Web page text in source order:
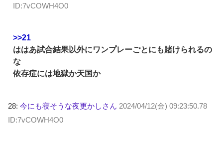
ID:7vCOWH4O0
>>21
ははあ試合結果以外にワンプレーごとにも賭けられるの
な
依存症には地獄か天国か
28: 今にも寝そうな夜更かしさん 2024/04/12(金) 09:23:50.78
ID:7vCOWH4O0